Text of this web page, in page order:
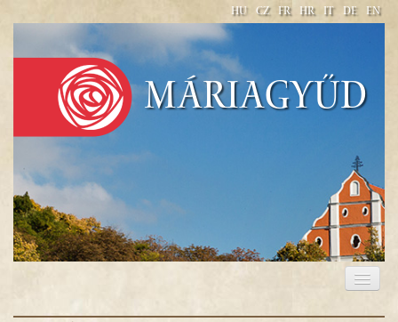
HU CZ FR HR IT DE EN
Máriagyűd